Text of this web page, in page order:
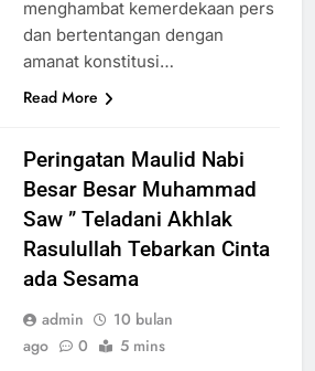
menghambat kemerdekaan pers
dan bertentangan dengan
amanat konstitusi…
Read More
Peringatan Maulid Nabi
Besar Besar Muhammad
Saw ” Teladani Akhlak
Rasulullah Tebarkan Cinta
ada Sesama
admin
10 bulan
ago
0 5 mins